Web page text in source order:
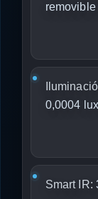
removible
0,0004
Smart IR: